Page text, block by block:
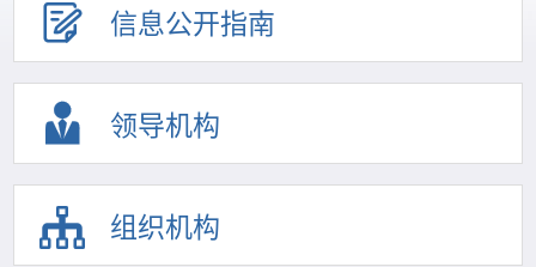
信息公开指南
领导机构
组织机构